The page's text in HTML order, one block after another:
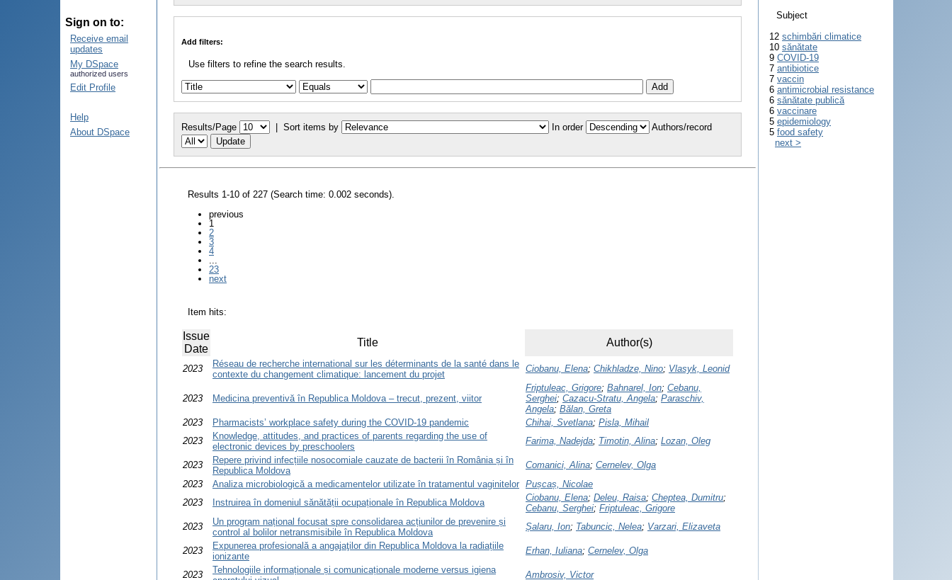
Sign on to:
Receive email
updates
My DSpace
authorized users
Edit Profile
Help
About DSpace
Add filters:
Use filters to refine the search results.
Results/Page | Sort items by In order Authors/record
Results 1-10 of 227 (Search time: 0.002 seconds).
previous
1
2
3
4
23
next
Item hits:
Issue
Date
Title Author(s)
2023
Réseau de recherche international sur les déterminants de la santé dans le
contexte du changement climatique: lancement du projet
Ciobanu, Elena; Chikhladze, Nino; Vlasyk, Leonid
2023 Medicina preventivă în Republica Moldova – trecut, prezent, viitor
Friptuleac, Grigore; Bahnarel, Ion; Cebanu,
Serghei; Cazacu-Stratu, Angela; Paraschiv,
Angela; Bălan, Greta
2023
Pharmacists’ workplace safety during the COVID-19 pandemic Chihai, Svetlana; Pisla, Mihail
2023
Knowledge, attitudes, and practices of parents regarding the use of
electronic devices by preschoolers
Farima, Nadejda; Timotin, Alina; Lozan, Oleg
2023
Repere privind infecțiile nosocomiale cauzate de bacterii în România și în
Republica Moldova
Comanici, Alina; Cernelev, Olga
2023
Analiza microbiologică a medicamentelor utilizate în tratamentul vaginitelor Pușcaș, Nicolae
2023
Instruirea în domeniul sănătății ocupaționale în Republica Moldova Ciobanu, Elena; Deleu, Raisa; Cheptea, Dumitru;
Cebanu, Serghei; Friptuleac, Grigore
2023
Un program național focusat spre consolidarea acțiunilor de prevenire și
control al bolilor netransmisibile în Republica Moldova
Șalaru, Ion; Tabuncic, Nelea; Varzari, Elizaveta
2023
Expunerea profesională a angajaţilor din Republica Moldova la radiațiile
ionizante
Erhan, Iuliana; Cernelev, Olga
2023
Tehnologiile informaționale și comunicaționale moderne versus igiena
Ambrosiv, Victor
Subject
12 schimbări climatice
10 sănătate
9 COVID-19
7 antibiotice
7 vaccin
6 antimicrobial resistance
6 sănătate publică
6 vaccinare
5 epidemiology
5 food safety
next >